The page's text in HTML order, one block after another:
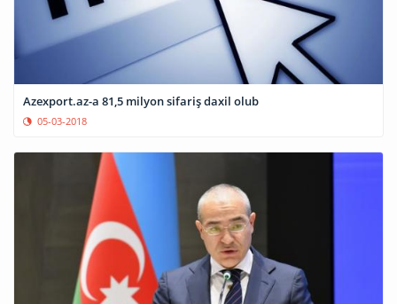
Azexport.az-a 81,5 milyon sifariş daxil olub
05-03-2018